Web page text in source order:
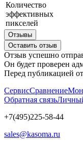
Количество
эффективных
пикселей
Отзывы
Оставить отзыв
Отзыв успешно
Он будет проверен
Перед публикацией
СервисСравнение
Обратная связь
+7(495)225-58-44
sales@kasoma.ru